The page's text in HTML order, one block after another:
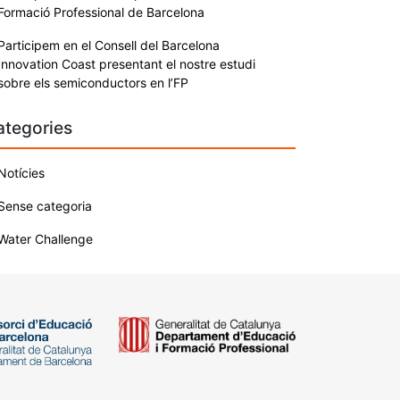
Professional de Barcelona
en el Consell del Barcelona
Coast presentant el nostre estudi
els semiconductors en l’FP
categoria
Challenge